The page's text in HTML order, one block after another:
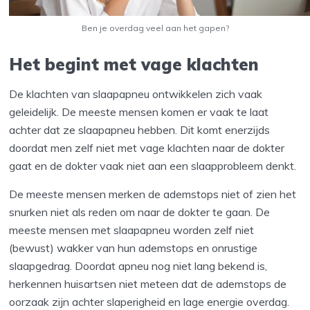
Ben je overdag veel aan het gapen?
Het begint met vage klachten
De klachten van slaapapneu ontwikkelen zich vaak
geleidelijk. De meeste mensen komen er vaak te laat
achter dat ze slaapapneu hebben. Dit komt enerzijds
doordat men zelf niet met vage klachten naar de dokter
gaat en de dokter vaak niet aan een slaapprobleem denkt.
De meeste mensen merken de ademstops niet of zien het
snurken niet als reden om naar de dokter te gaan. De
meeste mensen met slaapapneu worden zelf niet
(bewust) wakker van hun ademstops en onrustige
slaapgedrag. Doordat apneu nog niet lang bekend is,
herkennen huisartsen niet meteen dat de ademstops de
oorzaak zijn achter slaperigheid en lage energie overdag.